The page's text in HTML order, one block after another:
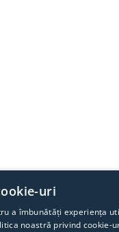
uri
a îmbunătăți experiența
noastră privind cookie-